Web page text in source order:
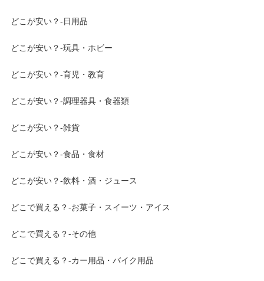
どこが安い？-日用品
どこが安い？-玩具・ホビー
どこが安い？-育児・教育
どこが安い？-調理器具・食器類
どこが安い？-雑貨
どこが安い？-食品・食材
どこが安い？-飲料・酒・ジュース
どこで買える？-お菓子・スイーツ・アイス
どこで買える？-その他
どこで買える？-カー用品・バイク用品